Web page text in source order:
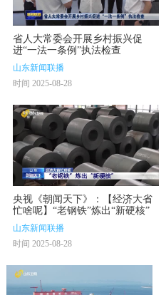
省人大常委会开展乡村振兴促
进“一法一条例”执法检查
山东新闻联播
时间 2025-08-28
央视《朝闻天下》：【经济大省
忙啥呢】“老钢铁”炼出“新硬核”
山东新闻联播
时间 2025-08-28